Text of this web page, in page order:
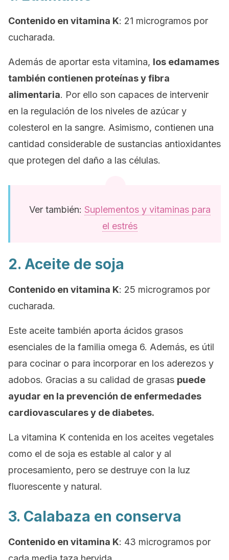
Contenido en vitamina K: 21 microgramos por
cucharada.
Además de aportar esta vitamina, los edamames
también contienen proteínas y fibra
alimentaria. Por ello son capaces de intervenir
en la regulación de los niveles de azúcar y
colesterol en la sangre. Asimismo, contienen una
cantidad considerable de sustancias antioxidantes
que protegen del daño a las células.
Ver también: Suplementos y vitaminas para
el estrés
2. Aceite de soja
Contenido en vitamina K: 25 microgramos por
cucharada.
Este aceite también aporta ácidos grasos
esenciales de la familia omega 6. Además, es útil
para cocinar o para incorporar en los aderezos y
adobos. Gracias a su calidad de grasas puede
ayudar en la prevención de enfermedades
cardiovasculares y de diabetes.
La vitamina K contenida en los aceites vegetales
como el de soja es estable al calor y al
procesamiento, pero se destruye con la luz
fluorescente y natural.
3. Calabaza en conserva
Contenido en vitamina K: 43 microgramos por